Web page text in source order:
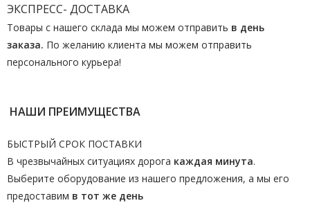
ЭКСПРЕСС- ДОСТАВКА
Товары с нашего склада мы можем отправить в день
заказа. По желанию клиента мы можем отправить
персонального курьера!
НАШИ ПРЕИМУЩЕСТВА
БЫСТРЫЙ СРОК ПОСТАВКИ
В чрезвычайных ситуациях дорога каждая минута.
Выберите оборудование из нашего предложения, а мы его
предоставим в тот же день